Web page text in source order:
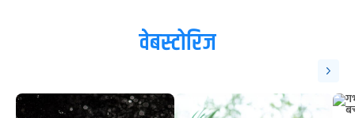
वेबस्टोरिज